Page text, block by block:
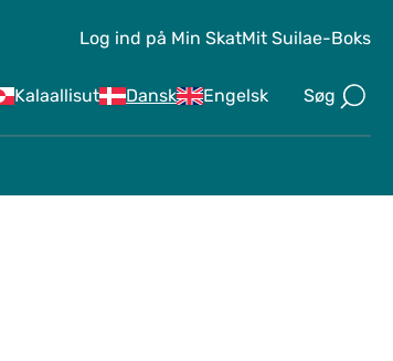
Kalaallisut Dansk Engelsk Søg
Log ind på Min SkatMit Suilae-Boks